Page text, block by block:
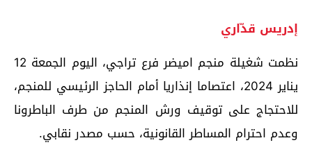
إدريس قدّاري
نظمت شغيلة منجم اميضر فرع تراجي، اليوم الجمعة 12
يناير 2024، اعتصاما إنذاريا أمام الحاجز الرئيسي للمنجم،
للاحتجاج على توقيف ورش المنجم من طرف الباطرونا
وعدم احترام المساطر القانونية، حسب مصدر نقابي.